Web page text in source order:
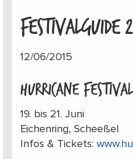
FESTIVALGUIDE
12/06/2015
HURRICANE FESTIVAL
19. bis 21. Juni
Eichenring, Scheeßel
Infos & Tickets: